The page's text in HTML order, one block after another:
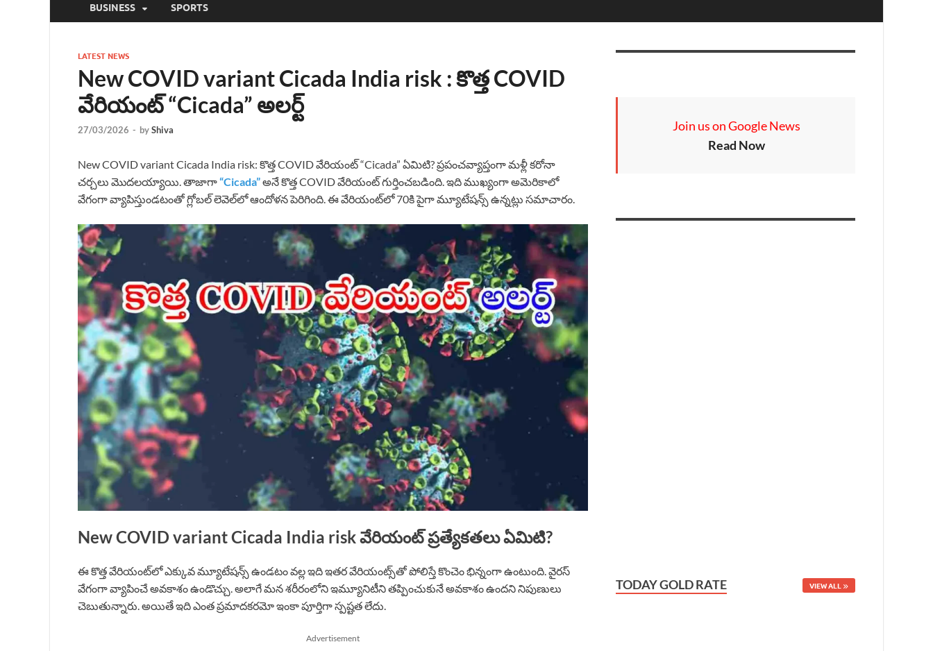
BUSINESS SPORTS
LATEST NEWS
New COVID variant Cicada India risk : కొత్త COVID
వేరియంట్ “Cicada” అలర్ట్
27/03/2026 - byShiva
New COVID variant Cicada India risk: కొత్త COVID వేరియంట్ “Cicada” ఏమిటి? ప్రపంచవ్యాప్తంగా మళ్లీ కరోనా
చర్చలు మొదలయ్యాయి. తాజాగా“Cicada”అనే కొత్త COVID వేరియంట్ గుర్తించబడింది. ఇది ముఖ్యంగా అమెరికాలో
వేగంగా వ్యాపిస్తుండటంతో గ్లోబల్ లెవెల్‌లో ఆందోళన పెరిగింది. ఈ వేరియంట్‌లో 70కి పైగా మ్యూటేషన్స్ ఉన్నట్లు సమాచారం.
New COVID variant Cicada India risk వేరియంట్ ప్రత్యేకతలు ఏమిటి?
ఈ కొత్త వేరియంట్‌లో ఎక్కువ మ్యూటేషన్స్ ఉండటం వల్ల ఇది ఇతర వేరియంట్స్‌తో పోలిస్తే కొంచెం భిన్నంగా ఉంటుంది. వైరస్
వేగంగా వ్యాపించే అవకాశం ఉండొచ్చు. అలాగే మన శరీరంలోని ఇమ్యూనిటీని తప్పించుకునే అవకాశం ఉందని నిపుణులు
చెబుతున్నారు. అయితే ఇది ఎంత ప్రమాదకరమో ఇంకా పూర్తిగా స్పష్టత లేదు.
Advertisement
Join us on Google News
Read Now
TODAY GOLD RATE VIEW ALL